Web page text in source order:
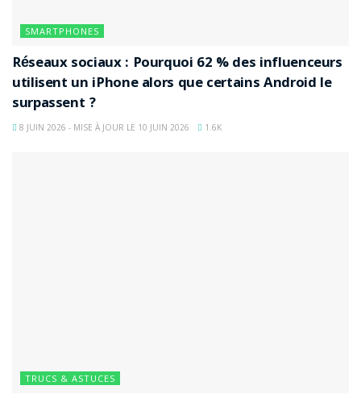
SMARTPHONES
Réseaux sociaux : Pourquoi 62 % des influenceurs
utilisent un iPhone alors que certains Android le
surpassent ?
8 JUIN 2026 - MISE À JOUR LE 10 JUIN 2026 1.6K
TRUCS & ASTUCES